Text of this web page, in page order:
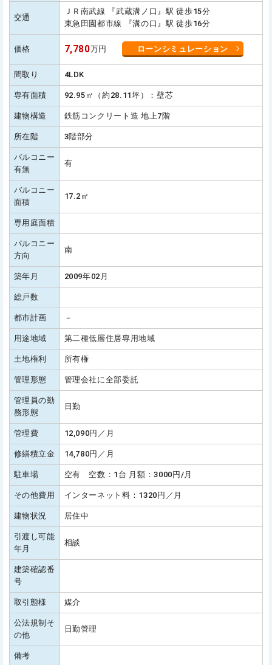
交通
ＪＲ南武線 『武蔵溝ノ口』駅 徒歩15分
東急田園都市線 『溝の口』駅 徒歩16分
価格 7,780万円 ローンシミュレーション
間取り 4LDK
専有面積 92.95㎡（約28.11坪）：壁芯
建物構造 鉄筋コンクリート造 地上7階
所在階 3階部分
バルコニー
有無
有
バルコニー
面積
17.2㎡
専用庭面積
バルコニー
方向
南
築年月 2009年02月
総戸数
都市計画 －
用途地域 第二種低層住居専用地域
土地権利 所有権
管理形態 管理会社に全部委託
管理員の勤
務形態
日勤
管理費 12,090円／月
修繕積立金 14,780円／月
駐車場 空有 空数：1台 月額：3000円/月
その他費用 インターネット料：1320円／月
建物状況 居住中
引渡し可能
年月
相談
建築確認番
号
取引態様 媒介
公法規制そ
の他
日勤管理
備考